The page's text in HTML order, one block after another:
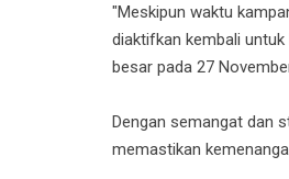
"Meskipun waktu
diaktifkan kembali
besar pada 27
Dengan semangat dan
memastikan